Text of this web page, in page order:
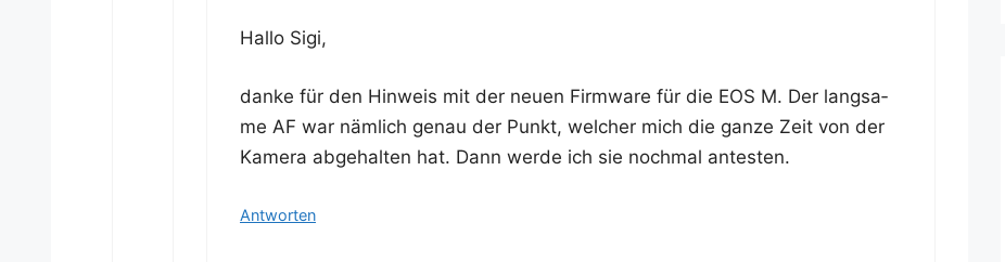
Hal­lo Sigi,
dan­ke für den Hin­weis mit der neu­en Firm­ware für die EOS M. Der lang­sa­
me AF war näm­lich genau der Punkt, wel­cher mich die gan­ze Zeit von der
Kame­ra abge­hal­ten hat. Dann wer­de ich sie noch­mal antesten.
Antworten